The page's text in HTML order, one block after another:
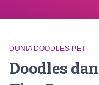
DUNIA DOODLES PET
Doodles